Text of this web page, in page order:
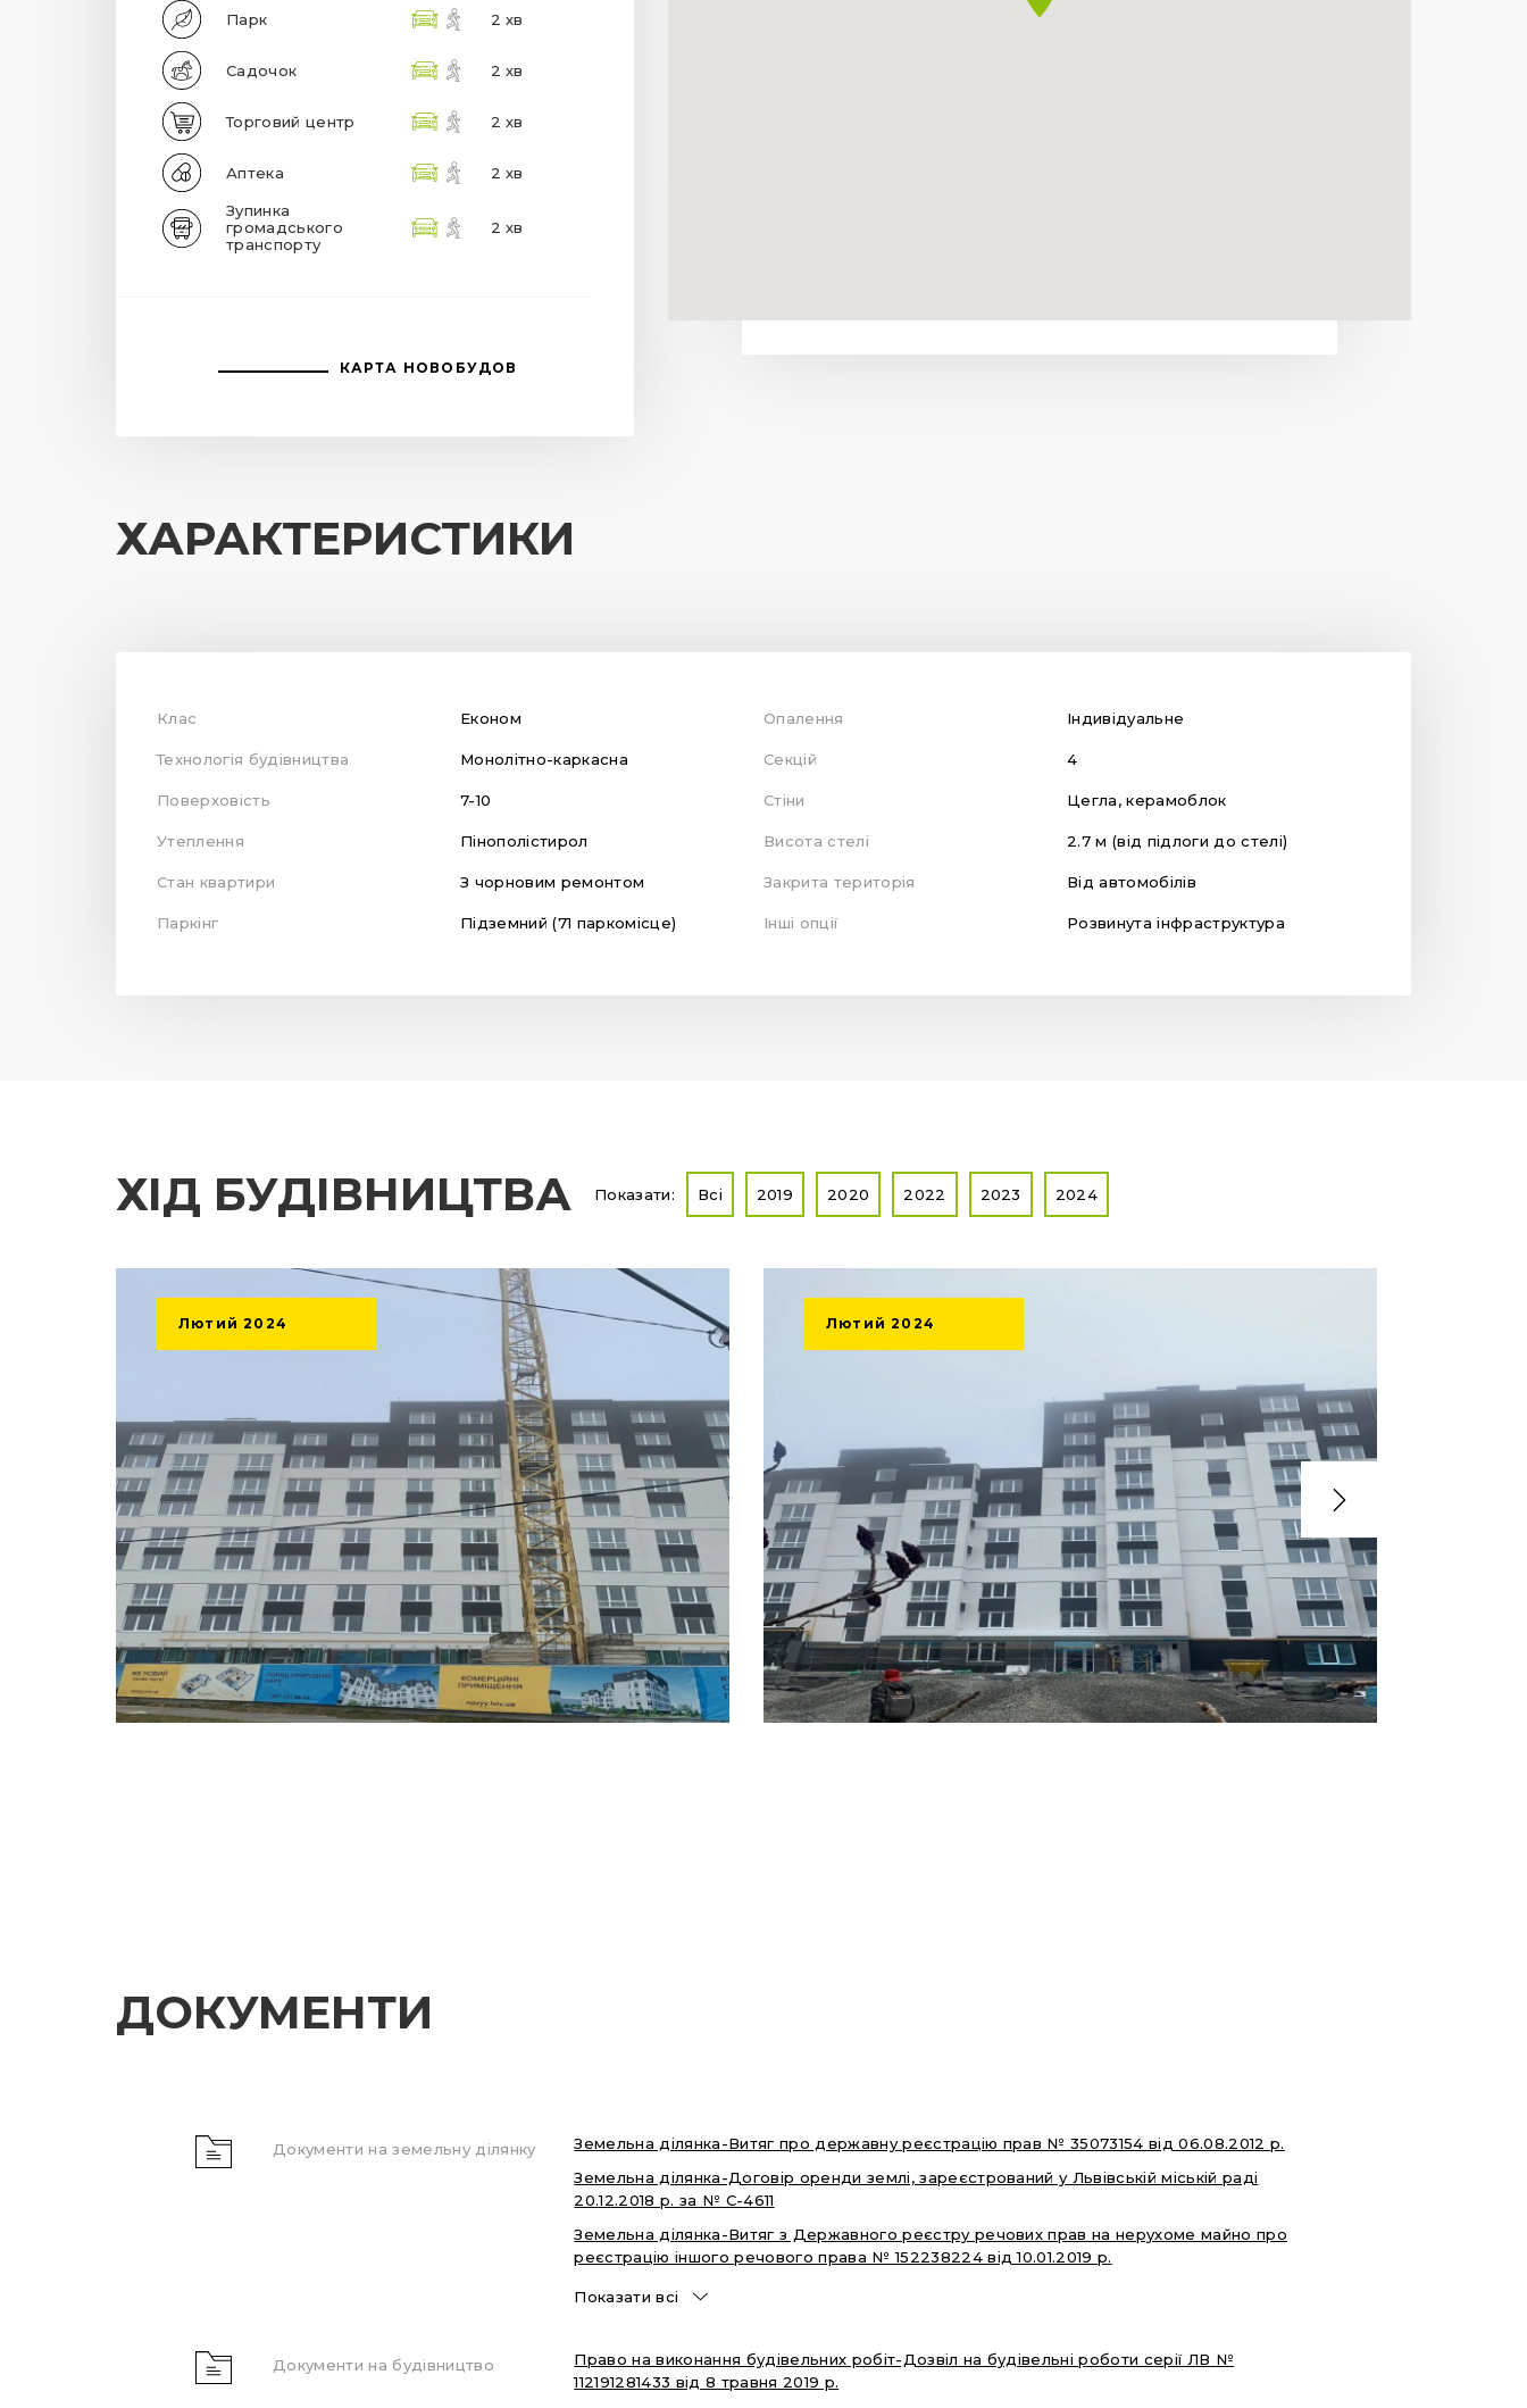
Парк 2 хв
Садочок 2 хв
Торговий центр 2 хв
Аптека 2 хв
Зупинка
громадського
транспорту
2 хв
КАРТА НОВОБУДОВ
ХАРАКТЕРИСТИКИ
Клас Економ Опалення Індивідуальне
Технологія будівництва Монолітно-каркасна Секцій 4
Поверховість 7-10 Стіни Цегла, керамоблок
Утеплення Пінополістирол Висота стелі 2.7 м (від підлоги до стелі)
Стан квартири З чорновим ремонтом Закрита територія Від автомобілів
Паркінг Підземний (71 паркомісце) Інші опції Розвинута інфраструктура
ХІД БУДІВНИЦТВА Показати: Всі 2019 2020 2022 2023 2024
Лютий2024 Лютий2024
ДОКУМЕНТИ
Документи на земельну ділянку
Земельна ділянка-Витяг про державну реєстрацію прав № 35073154 від 06.08.2012 р.
Земельна ділянка-Договір оренди землі, зареєстрований у Львівській міській раді
20.12.2018 р. за № С-4611
Земельна ділянка-Витяг з Державного реєстру речових прав на нерухоме майно про
реєстрацію іншого речового права № 152238224 від 10.01.2019 р.
Показати всі
Документи на будівництво
Право на виконання будівельних робіт-Дозвіл на будівельні роботи серії ЛВ №
112191281433 від 8 травня 2019 р.